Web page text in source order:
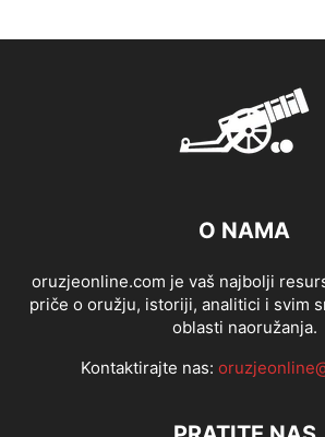
O NAMA
oruzjeonline.com je vaš najbolji
priče o oružju, istoriji, analitici i svim
oblasti naoružanja.
Kontaktirajte nas: